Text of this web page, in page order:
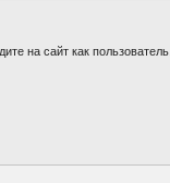
на сайт как пользователь.